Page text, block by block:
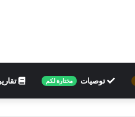
توصيات مختارة لكم تقارير